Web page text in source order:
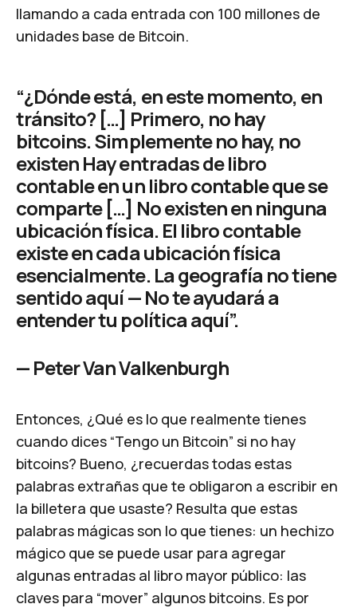
llamando a cada entrada con 100 millones de
unidades base de Bitcoin.
“¿Dónde está, en este momento, en
tránsito? […] Primero, no hay
bitcoins. Simplemente no hay, no
existen Hay entradas de libro
contable en un libro contable que se
comparte […] No existen en ninguna
ubicación física. El libro contable
existe en cada ubicación física
esencialmente. La geografía no tiene
sentido aquí — No te ayudará a
entender tu política aquí”.
—Peter Van Valkenburgh
Entonces, ¿Qué es lo que realmente tienes
cuando dices “Tengo un Bitcoin” si no hay
bitcoins? Bueno, ¿recuerdas todas estas
palabras extrañas que te obligaron a escribir en
la billetera que usaste? Resulta que estas
palabras mágicas son lo que tienes: un hechizo
mágico que se puede usar para agregar
algunas entradas al libro mayor público: las
claves para “mover” algunos bitcoins. Es por